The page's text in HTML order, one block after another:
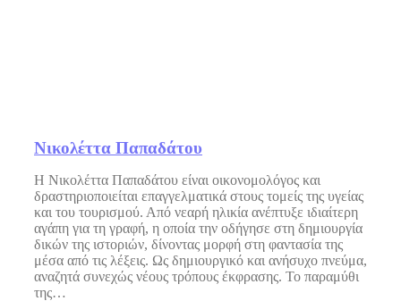
Νικολέττα Παπαδάτου
Η Νικολέττα Παπαδάτου είναι οικονομολόγος και
δραστηριοποιείται επαγγελματικά στους τομείς της υγείας
και του τουρισμού. Από νεαρή ηλικία ανέπτυξε ιδιαίτερη
αγάπη για τη γραφή, η οποία την οδήγησε στη δημιουργία
δικών της ιστοριών, δίνοντας μορφή στη φαντασία της
μέσα από τις λέξεις. Ως δημιουργικό και ανήσυχο πνεύμα,
αναζητά συνεχώς νέους τρόπους έκφρασης. Το παραμύθι
της…